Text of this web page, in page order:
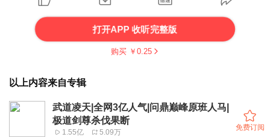
打开APP 收听完整版
购买 ￥ 0.25
以上内容来自专辑
武道凌天|全网3亿人气|问鼎巅峰原班人马|
极道剑尊杀伐果断
1.55亿 5.09万
免费订阅